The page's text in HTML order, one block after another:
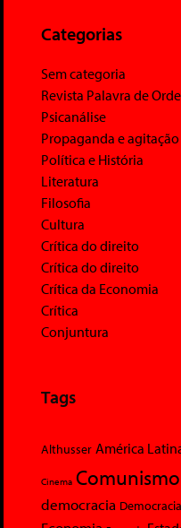
Categorias
Sem categoria
Revista Palavra de
Psicanálise
Propaganda e agitação
Política e História
Literatura
Filosofia
Cultura
Crítica do direito
Crítica do direito
Crítica da Economia
Crítica
Conjuntura
Tags
Althusser América
Cinema Comunismo
democracia